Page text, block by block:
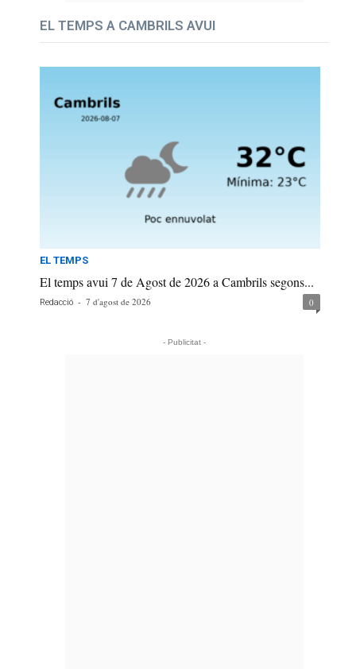
EL TEMPS A CAMBRILS AVUI
EL TEMPS
El temps avui 7 de Agost de 2026 a Cambrils segons...
Redacció - 7 d'agost de 2026 0
- Publicitat -